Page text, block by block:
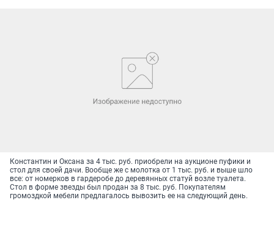
Константин и Оксана за 4 тыс. руб. приобрели на аукционе пуфики и
стол для своей дачи. Вообще же с молотка от 1 тыс. руб. и выше шло
все: от номерков в гардеробе до деревянных статуй возле туалета.
Стол в форме звезды был продан за 8 тыс. руб. Покупателям
громоздкой мебели предлагалось вывозить ее на следующий день.